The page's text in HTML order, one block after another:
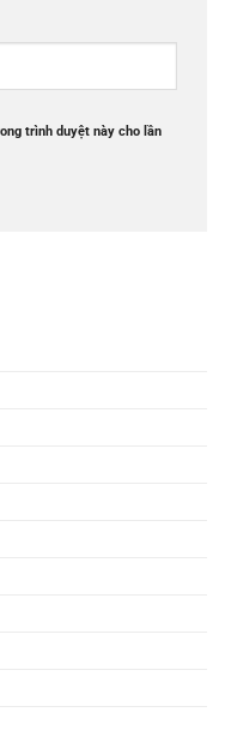
trình duyệt này cho lần